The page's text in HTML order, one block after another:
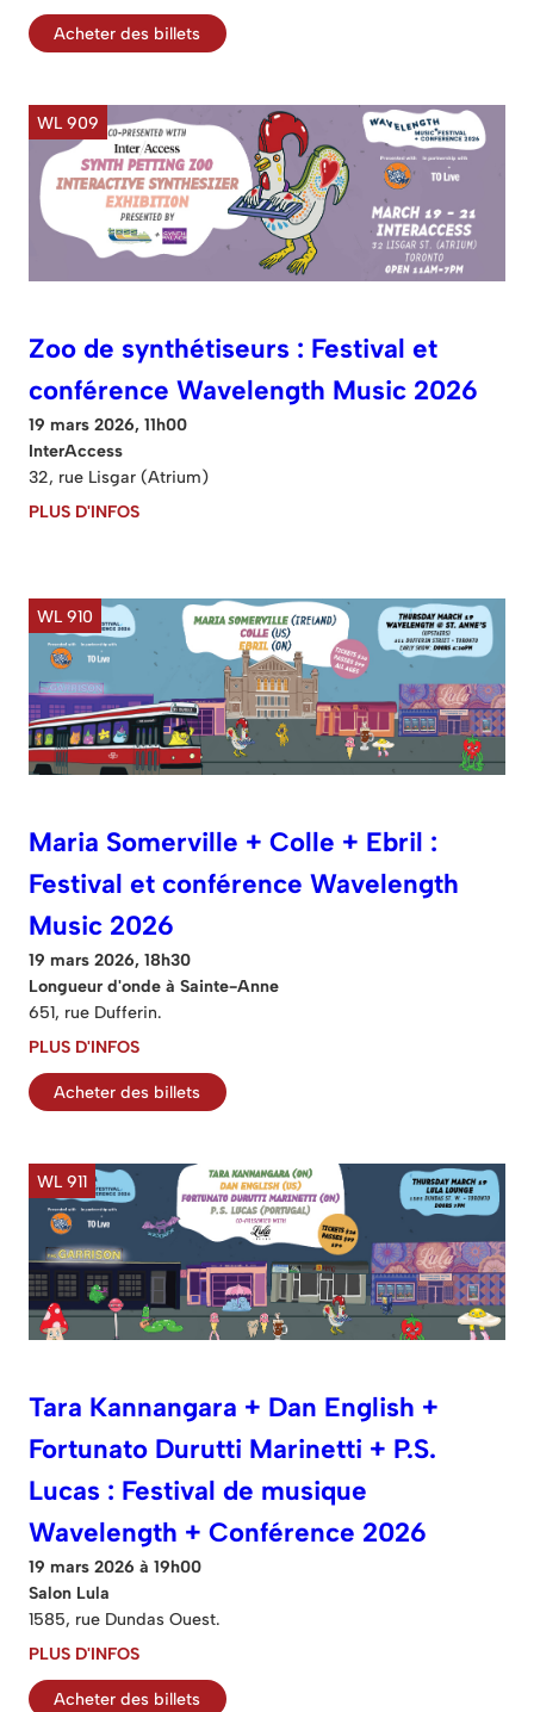
Acheter des billets
WL 909
Zoo de synthétiseurs : Festival et
conférence Wavelength Music 2026
19 mars 2026, 11h00
InterAccess
32, rue Lisgar (Atrium)
PLUS D'INFOS
WL 910
Maria Somerville + Colle + Ebril :
Festival et conférence Wavelength
Music 2026
19 mars 2026, 18h30
Longueur d'onde à Sainte-Anne
651, rue Dufferin.
PLUS D'INFOS
Acheter des billets
WL 911
Tara Kannangara + Dan English +
Fortunato Durutti Marinetti + P.S.
Lucas : Festival de musique
Wavelength + Conférence 2026
19 mars 2026 à 19h00
Salon Lula
1585, rue Dundas Ouest.
PLUS D'INFOS
Acheter des billets